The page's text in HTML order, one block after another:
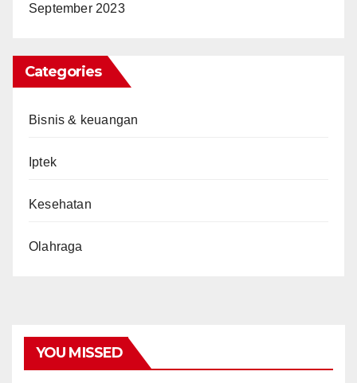
September 2023
Categories
Bisnis & keuangan
Iptek
Kesehatan
Olahraga
YOU MISSED